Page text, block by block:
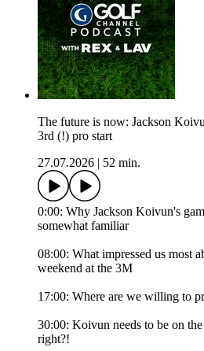
The future is now: Jackson
3rd (!) pro start
27.07.2026
52 min.
0:00: Why Jackson Koivun's
somewhat familiar
08:00: What impressed us most
weekend at the 3M
17:00: Where are we willing to
30:00: Koivun needs to be on
right?!